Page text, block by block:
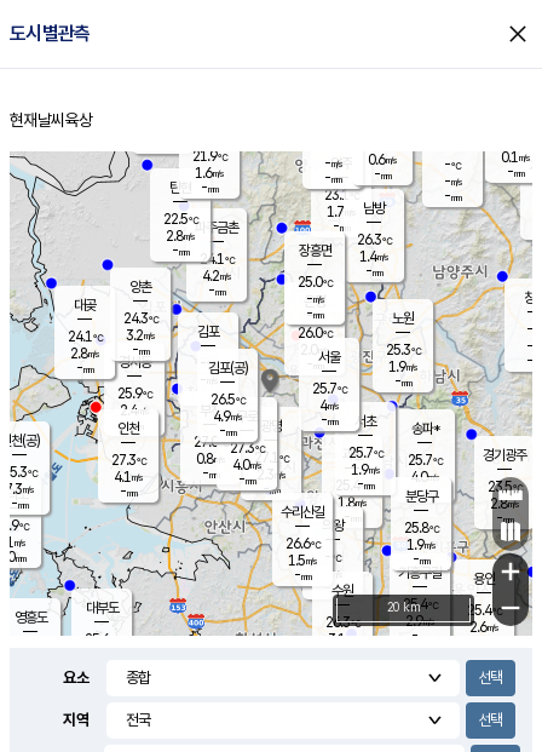
도시별관측 close
홈
현재날씨 육상
의도
℃
m/s
mm
영흥도
양주
23.1℃
1.7
-mm
과천
25.4℃
1.8m/s
- mm
용인
25.4℃
2.6m/s
경기광주
23.5℃
2.8m/s
-mm
대부도
25.6
14.5
경서동
25.9℃
2.4 m/s
-mm
파주금촌
24.1℃
4.2m/s
-mm
-℃
-m/s
-mm
대곶
24.1℃
2.8m/s
-mm
창
-
-m/
-
탄현
22.5℃
2.8m/s
-mm
0.1 m/s
-mm
의왕
- ℃
m/s
mm
김포
- ℃
-m/s
mm
광명
27.1
℃
2.3 m/s
-mm
부천
27.0℃
0.8m/s
-mm
양촌
24.3℃
3.2m/s
-mm
구로
27.3℃
4.0m/s
-mm
은평
26.0℃
2.0 m/s
- mm
노원
25.3℃
1.9m/s
-mm
송파*
25.7℃
4.0m/s
-mm
서초
25.7℃
1.9m/s
-mm
남방
26.3℃
1.4m/s
-mm
기흥구갈
25.4℃
2.9m/s
-
수리산길
26.6℃
1.5m/s
-mm
분당구
25.8℃
1.9m/s
-mm
장흥면
25.0℃
-m/s
-mm
-m/s
-mm
인천(공)
25.3℃
7.3m/s
-mm
김포(공)
26.5℃
4.9m/s
-mm
수원
26.3℃
3.1 m/s
인천
27.3℃
4.1 m/s
-mm
서울
25.7℃
4m/s
-mm
21.9℃
1.6m/s
-mm
0.6m/s
-mm
+
−
20 km
요소
지역